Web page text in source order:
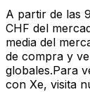
A partir de las
CHF del
media del
de compra y
globales.Para
con Xe, visita